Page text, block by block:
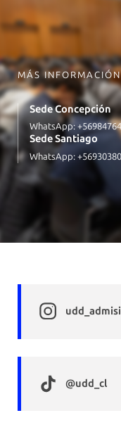
MÁS
Sede Concepción
WhatsApp:
Sede Santiago
WhatsApp:
@udd_cl